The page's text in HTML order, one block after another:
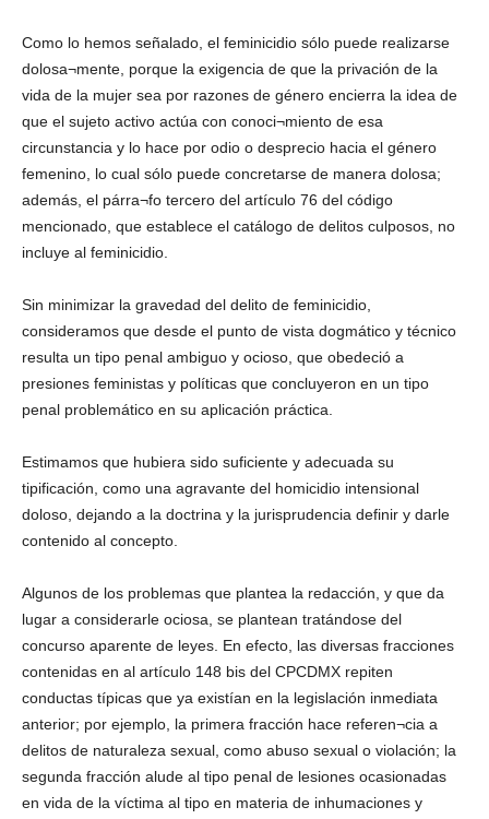
Como lo hemos señalado, el feminicidio sólo puede realizarse
dolosa¬mente, porque la exigencia de que la privación de la
vida de la mujer sea por razones de género encierra la idea de
que el sujeto activo actúa con conoci¬miento de esa
circunstancia y lo hace por odio o desprecio hacia el género
femenino, lo cual sólo puede concretarse de manera dolosa;
además, el párra¬fo tercero del artículo 76 del código
mencionado, que establece el catálogo de delitos culposos, no
incluye al feminicidio.
Sin minimizar la gravedad del delito de feminicidio,
consideramos que desde el punto de vista dogmático y técnico
resulta un tipo penal ambiguo y ocioso, que obedeció a
presiones feministas y políticas que concluyeron en un tipo
penal problemático en su aplicación práctica.
Estimamos que hubiera sido suficiente y adecuada su
tipificación, como una agravante del homicidio intensional
doloso, dejando a la doctrina y la jurisprudencia definir y darle
contenido al concepto.
Algunos de los problemas que plantea la redacción, y que da
lugar a considerarle ociosa, se plantean tratándose del
concurso aparente de leyes. En efecto, las diversas fracciones
contenidas en al artículo 148 bis del CPCDMX repiten
conductas típicas que ya existían en la legislación inmediata
anterior; por ejemplo, la primera fracción hace referen¬cia a
delitos de naturaleza sexual, como abuso sexual o violación; la
segunda fracción alude al tipo penal de lesiones ocasionadas
en vida de la víctima al tipo en materia de inhumaciones y